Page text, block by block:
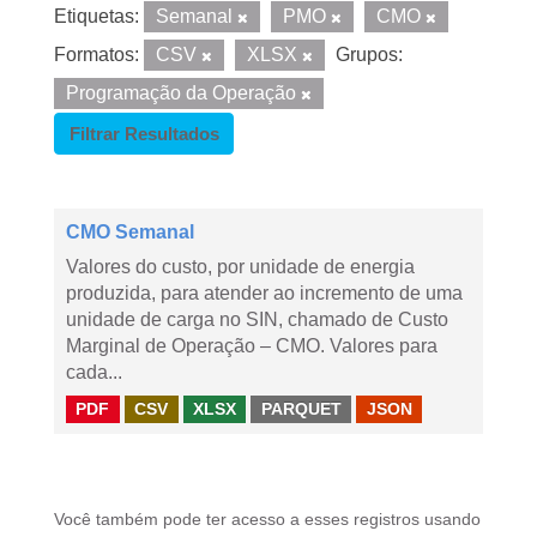
Etiquetas: Semanal PMO
CMO
Formatos:
CSV XLSX
Grupos:
Programação da Operação
Filtrar Resultados
CMO Semanal
Valores do custo, por unidade de energia
produzida, para atender ao incremento de uma
unidade de carga no SIN, chamado de Custo
Marginal de Operação – CMO. Valores para
cada...
PDF CSV XLSX PARQUET JSON
Você também pode ter acesso a esses registros usando